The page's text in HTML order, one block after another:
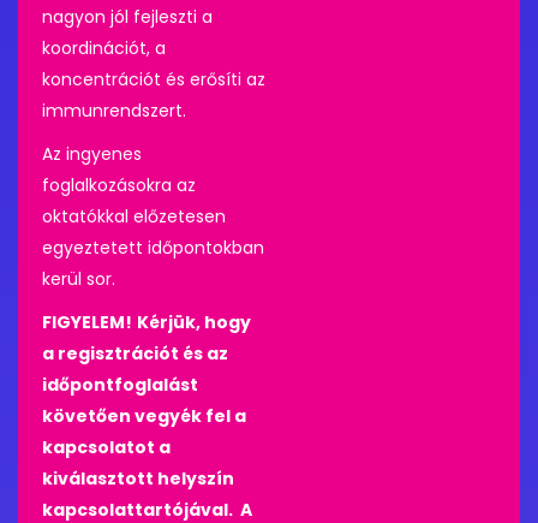
nagyon jól fejleszti a
koordinációt, a
koncentrációt és erősíti az
immunrendszert.
Az ingyenes
foglalkozásokra az
oktatókkal előzetesen
egyeztetett időpontokban
kerül sor.
FIGYELEM! Kérjük, hogy
a regisztrációt és az
időpontfoglalást
követően vegyék fel a
kapcsolatot a
kiválasztott helyszín
kapcsolattartójával. A